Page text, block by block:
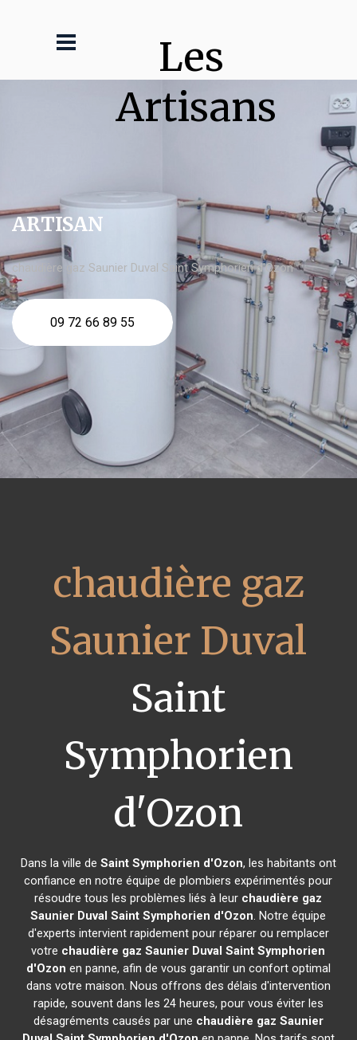
Les
Artisans
ARTISAN
chaudière gaz Saunier Duval Saint Symphorien d'Ozon
09 72 66 89 55
chaudière gaz
Saunier Duval
Saint
Symphorien
d'Ozon
Dans la ville de Saint Symphorien d'Ozon, les habitants ont
confiance en notre équipe de plombiers expérimentés pour
résoudre tous les problèmes liés à leur chaudière gaz
Saunier Duval Saint Symphorien d'Ozon. Notre équipe
d'experts intervient rapidement pour réparer ou remplacer
votre chaudière gaz Saunier Duval Saint Symphorien
d'Ozon en panne, afin de vous garantir un confort optimal
dans votre maison. Nous offrons des délais d'intervention
rapide, souvent dans les 24 heures, pour vous éviter les
désagréments causés par une chaudière gaz Saunier